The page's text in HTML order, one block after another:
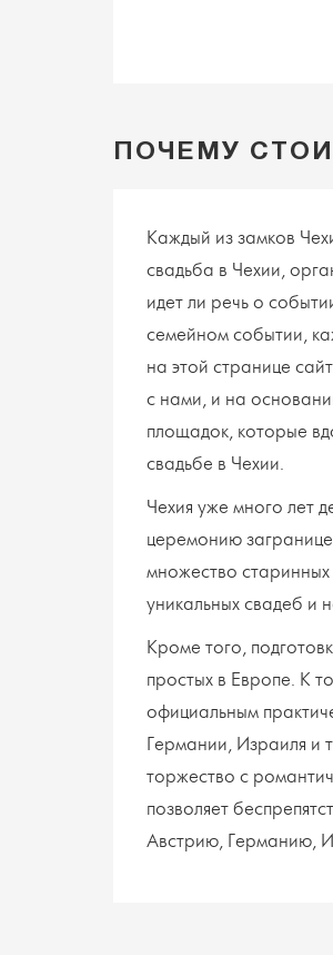
ПОЧЕМУ
Каждый из замков
свадьба в Чехии,
идет ли речь о
семейном событии,
на этой странице
с нами, и на
площадок, которые
свадьбе в Чехии.
Чехия уже много лет
церемонию
множество старинных
уникальных свадеб и
Кроме того,
простых в Европе. К
официальным
Германии, Израиля и
торжество с
позволяет
Австрию, Германию,